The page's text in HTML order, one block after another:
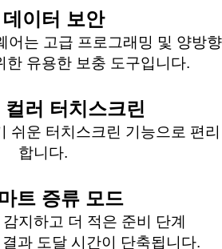
이터 보안
어는 고급 프로그래밍 및 양방향
한 유용한 보충 도구입니다.
러 터치스크린
쉬운 터치스크린 기능으로 편리
합니다.
트 증류 모드
지하고 더 적은 준비 단계
과 도달 시간이 단축됩니다.